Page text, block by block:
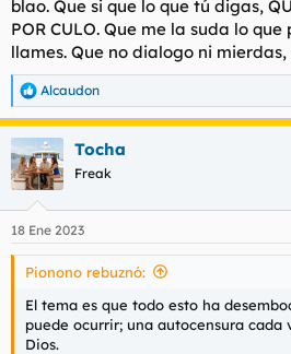
blao. Que si que lo que tú digas,
POR CULO. Que me la suda lo
llames. Que no dialogo ni
R
e
c
c
i
e
s
Alcaudon
Tocha
Freak
18 Ene 2023
Pionono rebuznó:
El tema es que todo esto ha
puede ocurrir; una autocensura cada
Dios.